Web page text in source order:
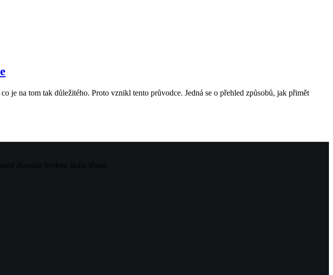
je na tom tak důležitého. Proto vznikl tento průvodce. Jedná se o přehled způsobů, jak přimět
zkoumá širokou škálu témat.